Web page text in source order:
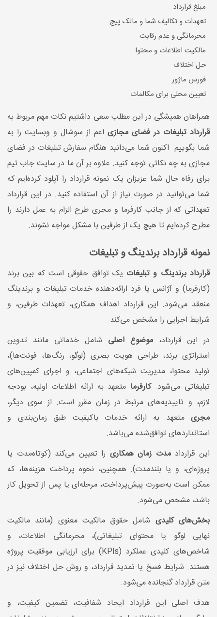
مبلغ قرارداد
تعهدات و تکالیف شما و مالک پیج
محرمانگی و عدم رقابت
مالکیت اطلاعات و محتوا
حل اختلاف
فورس ماژور
تعیین محلی برای مکالمات
همراهان همیشگی در این مطلب سعی داشتیم نکات مهم مربوط به
قرارداد تبلیغات در فضای مجازی اعم از سوشال و وبسایت را به
شما بگوییم. اکنون شما می‌دانید هنگام سفارش تبلیغات در فضای
مجازی به چه نکاتی توجه کنید. علاوه بر آن ما در سایت جاب تیم
برای رفاه حال شما عزیزان یک نمونه قرارداد را آپلود کرده‌ایم که
شما می‌توانید در صورت نیاز از آن استفاده کنید. در این قرارداد
تعهداتی که از جانب کارفرما و مجری طرح الزام به عمل دارند را
مطرح کرده‌ایم تا هیچ یک از طرفین با مشکل مواجه نشوند.
نمونه قرارداد برندینگ و تبلیغات
قرارداد برندینگ و تبلیغات یک توافق حقوقی است که بین برند
(کارفرما) و آژانس یا فرد ارائه‌دهنده خدمات تبلیغات و برندینگ
منعقد می‌شود. این قرارداد اهداف همکاری، تعهدات طرفین، و
شرایط اجرایی را مشخص می‌کند.
در این قرارداد، موضوع اصلی شامل خدماتی مانند تدوین
استراتژی برند، طراحی هویت بصری (لوگو، رنگ‌ها، فونت‌ها)،
تولید محتوا، مدیریت شبکه‌های اجتماعی، و اجرای کمپین‌های
تبلیغاتی می‌شود.کارفرما متعهد به ارائه اطلاعات اولیه، بودجه
لازم، و تاییدیه‌های مرتبط در زمان مقرر است. از سوی دیگر،
مجری متعهد به ارائه خدمات باکیفیت طبق زمان‌بندی و
استانداردهای توافق‌شده می‌باشد.
این قراردادمدت زمان همکاری را تعیین می‌کند (کوتاه‌مدت یا
پروژه‌ای، و یا بلندمدت). همچنین، نحوه پرداخت هزینه‌ها، که
ممکن است به‌صورت پیش‌پرداخت، مرحله‌ای یا پس از تحویل کار
باشد، مشخص می‌شود.
بخش‌های کلیدی شامل حقوق مالکیت معنوی (مانند مالکیت
نهایی لوگو یا محتوای تبلیغاتی)، محرمانگی اطلاعات، و
شاخص‌های کلیدی عملکرد (KPIs) برای ارزیابی موفقیت پروژه
هستند. شرایط فسخ یا تمدید قرارداد، و روش حل اختلاف نیز در
متن قرارداد گنجانده می‌شود.
هدف اصلی این قرارداد ایجاد شفافیت، تضمین کیفیت، و